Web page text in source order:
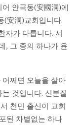
안국동(安國洞)에
(安洞)교회입니다.
자가 다릅니다. 서
, 그 중의 하나가 윤
쩌면 오늘을 살아
것입니다. 신분질
천민 출신이 교회
된 차별없는 하나